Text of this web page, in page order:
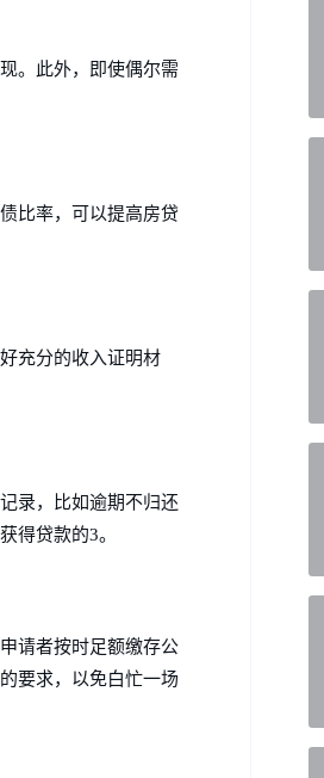
。此外，即使偶尔需
比率，可以提高房贷
充分的收入证明材
录，比如逾期不归还
得贷款的3。
请者按时足额缴存公
要求，以免白忙一场